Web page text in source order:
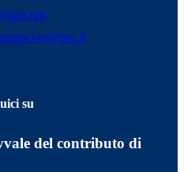
er@pec.it
su
del contributo di